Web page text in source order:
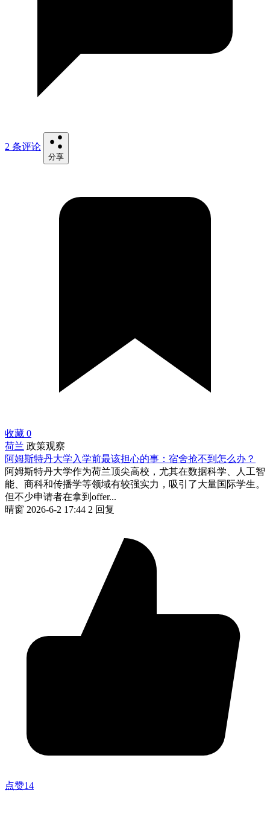
2 条评论
分享
收藏 0
荷兰 政策观察
阿姆斯特丹大学入学前最该担心的事：宿舍抢不到怎么办？
阿姆斯特丹大学作为荷兰顶尖高校，尤其在数据科学、人工智
能、商科和传播学等领域有较强实力，吸引了大量国际学生。
但不少申请者在拿到offer...
晴窗 2026-6-2 17:44 2 回复
点赞14